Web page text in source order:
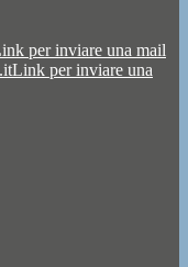
per inviare una mail
Link per inviare una